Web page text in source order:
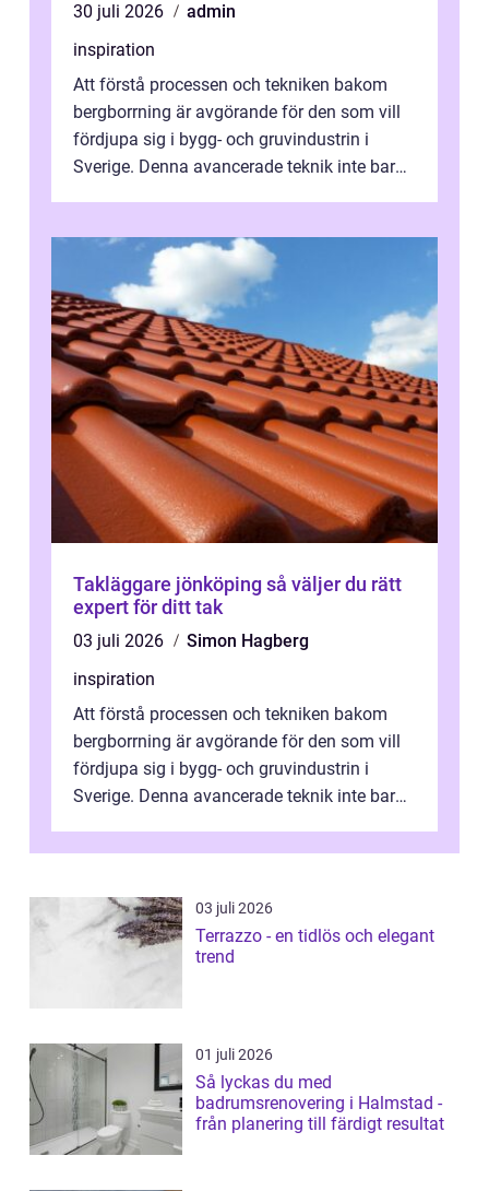
30 juli 2026
admin
inspiration
Att förstå processen och tekniken bakom
bergborrning är avgörande för den som vill
fördjupa sig i bygg- och gruvindustrin i
Sverige. Denna avancerade teknik inte bara
Takläggare jönköping så väljer du rätt
expert för ditt tak
03 juli 2026
Simon Hagberg
inspiration
Att förstå processen och tekniken bakom
bergborrning är avgörande för den som vill
fördjupa sig i bygg- och gruvindustrin i
Sverige. Denna avancerade teknik inte bara
03 juli 2026
Terrazzo - en tidlös och elegant
trend
01 juli 2026
Så lyckas du med
badrumsrenovering i Halmstad -
från planering till färdigt resultat